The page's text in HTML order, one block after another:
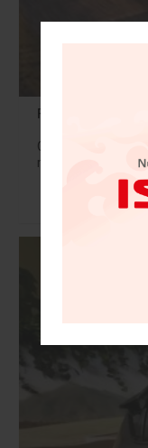
Fiat Pulse Abarth:
Con 173 hp,
marca un antes y…